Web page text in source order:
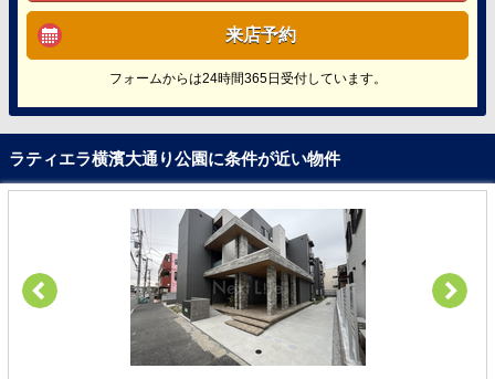
来店予約
フォームからは24時間365日受付しています。
ラティエラ横濱大通り公園に条件が近い物件